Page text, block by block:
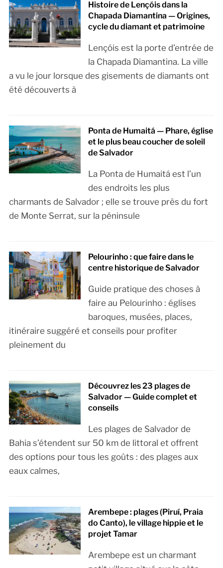
Histoire de Lençóis dans la
Chapada Diamantina — Origines,
cycle du diamant et patrimoine
Lençóis est la porte d’entrée de
la Chapada Diamantina. La ville
a vu le jour lorsque des gisements de diamants ont
été découverts à
Ponta de Humaitá — Phare, église
et le plus beau coucher de soleil
de Salvador
La Ponta de Humaitá est l’un
des endroits les plus
charmants de Salvador ; elle se trouve près du fort
de Monte Serrat, sur la péninsule
Pelourinho : que faire dans le
centre historique de Salvador
Guide pratique des choses à
faire au Pelourinho : églises
baroques, musées, places,
itinéraire suggéré et conseils pour profiter
pleinement du
Découvrez les 23 plages de
Salvador — Guide complet et
conseils
Les plages de Salvador de
Bahia s’étendent sur 50 km de littoral et offrent
des options pour tous les goûts : des plages aux
eaux calmes,
Arembepe : plages (Piruí, Praia
do Canto), le village hippie et le
projet Tamar
Arembepe est un charmant